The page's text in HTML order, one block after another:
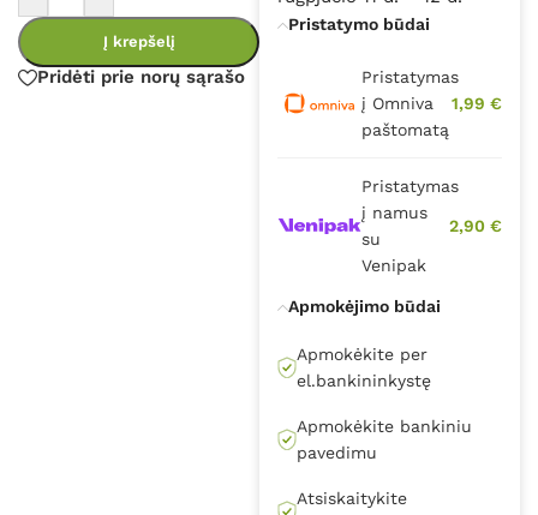
Į krepšelį
Pridėti prie norų sąrašo
Pristatymo būdai
Pristatymas
į Omniva
paštomatą
1,99 €
Pristatymas
į namus
su
Venipak
2,90 €
Apmokėjimo būdai
Apmokėkite per
el.bankininkystę
Apmokėkite bankiniu
pavedimu
Atsiskaitykite